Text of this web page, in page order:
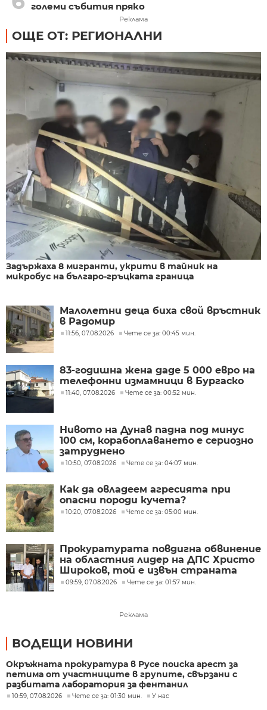
големи събития пряко
Реклама
ОЩЕ ОТ: РЕГИОНАЛНИ
Задържаха 8 мигранти, укрити в тайник на
микробус на българо-гръцката граница
Малолетни деца биха свой връстник
в Радомир
11:56, 07.08.2026 Чете се за: 00:45 мин.
83-годишна жена даде 5 000 евро на
телефонни измамници в Бургаско
11:40, 07.08.2026 Чете се за: 00:52 мин.
Нивото на Дунав падна под минус
100 см, корабоплаването е сериозно
затруднено
10:50, 07.08.2026 Чете се за: 04:07 мин.
Как да овладеем агресията при
опасни породи кучета?
10:20, 07.08.2026 Чете се за: 05:00 мин.
Прокуратурата повдигна обвинение
на областния лидер на ДПС Христо
Широков, той е извън страната
09:59, 07.08.2026 Чете се за: 01:57 мин.
Реклама
ВОДЕЩИ НОВИНИ
Окръжната прокуратура в Русе поиска арест за
петима от участниците в групите, свързани с
разбитата лаборатория за фентанил
10:59, 07.08.2026 Чете се за: 01:30 мин. У нас